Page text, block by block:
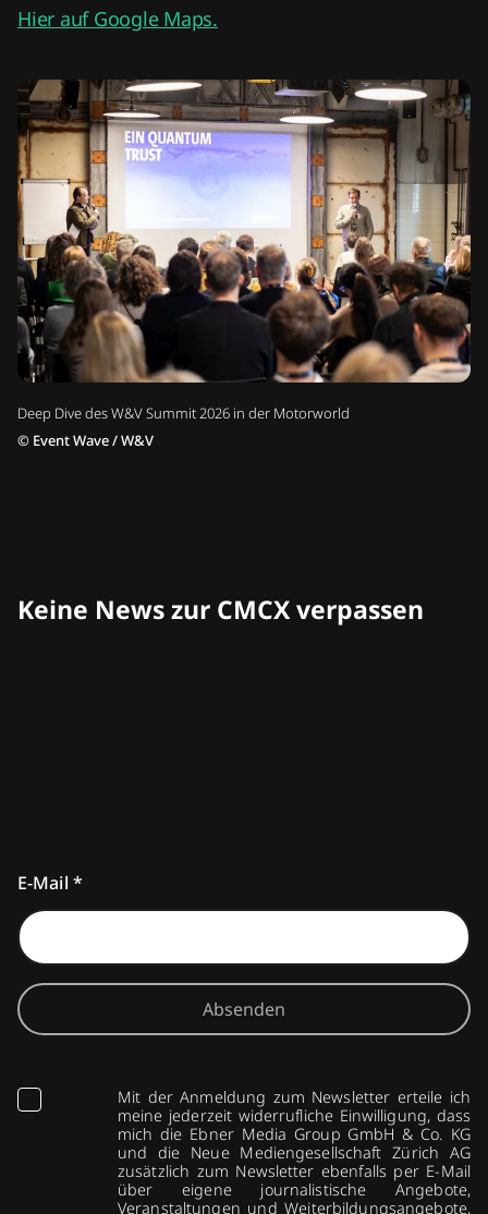
Deep Dive des W&V Summit 2026 in der Motorworld
© Event Wave / W&V
Hier auf Google Maps.
Keine News zur CMCX verpassen
E-Mail *
Absenden
Mit der Anmeldung zum Newsletter erteile ich
meine jederzeit widerrufliche Einwilligung, dass
mich die Ebner Media Group GmbH & Co. KG
und die Neue Mediengesellschaft Zürich AG
zusätzlich zum Newsletter ebenfalls per E-Mail
über eigene journalistische Angebote,
Veranstaltungen und Weiterbildungsangebote,